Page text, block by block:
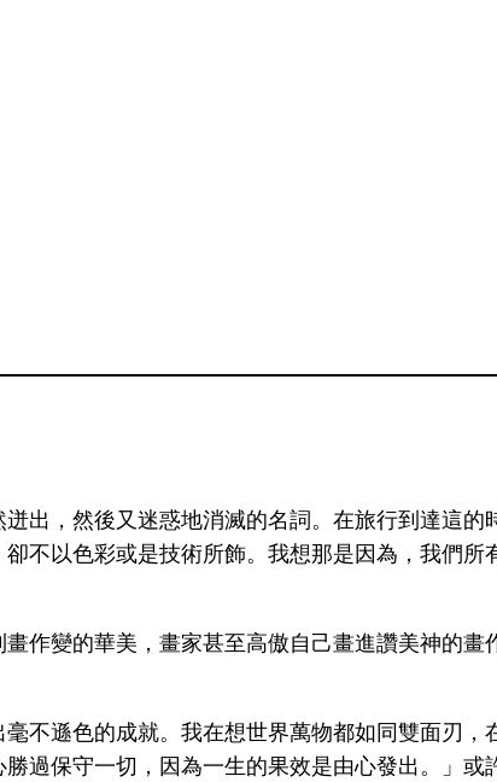
出，然後又迷惑地消滅的名詞。在旅行到達這
不以色彩或是技術所飾。我想那是因為，我們
作變的華美，畫家甚至高傲自己畫進讚美神的
不遜色的成就。我在想世界萬物都如同雙面刃
過保守一切，因為一生的果效是由心發出。」